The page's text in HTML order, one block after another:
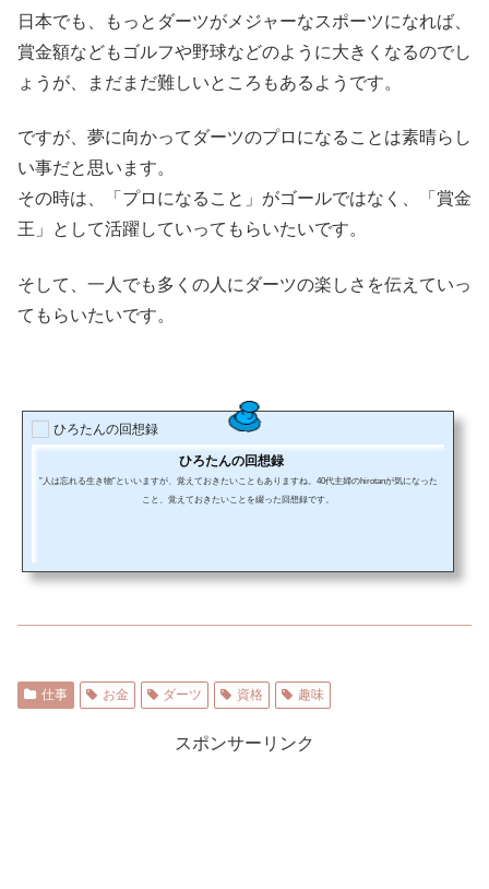
日本でも、もっとダーツがメジャーなスポーツになれば、
賞金額などもゴルフや野球などのように大きくなるのでし
ょうが、まだまだ難しいところもあるようです。
ですが、夢に向かってダーツのプロになることは素晴らし
い事だと思います。
その時は、「プロになること」がゴールではなく、「賞金
王」として活躍していってもらいたいです。
そして、一人でも多くの人にダーツの楽しさを伝えていっ
てもらいたいです。
ひろたんの回想録
ひろたんの回想録
”人は忘れる生き物”といいますが、覚えておきたいこともありますね。40代主婦のhirotanが気になった
こと、覚えておきたいことを綴った回想録です。
仕事 お金 ダーツ 資格 趣味
スポンサーリンク